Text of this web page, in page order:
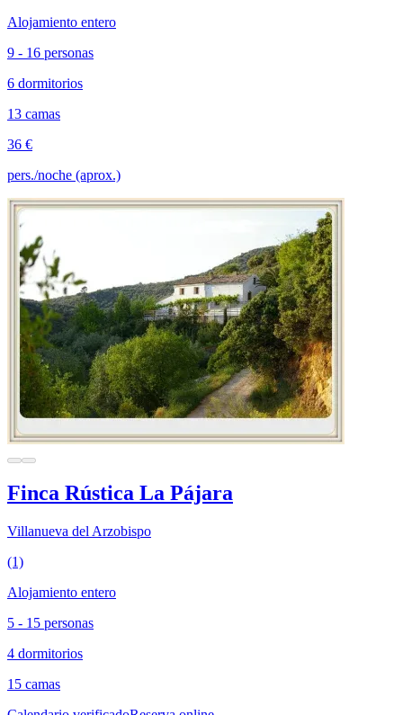
Alojamiento entero
9 - 16 personas
6 dormitorios
13 camas
36 €
pers./noche (aprox.)
Finca Rústica La Pájara
Villanueva del Arzobispo
(1)
Alojamiento entero
5 - 15 personas
4 dormitorios
15 camas